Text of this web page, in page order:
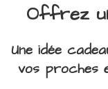
Offrez
Une idée
vos proches